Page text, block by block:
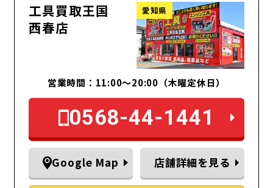
工具買取王国
西春店
愛知県
営業時間：11:00～20:00（木曜定休日）
0568-44-1441
Google Map 店舗詳細を見る